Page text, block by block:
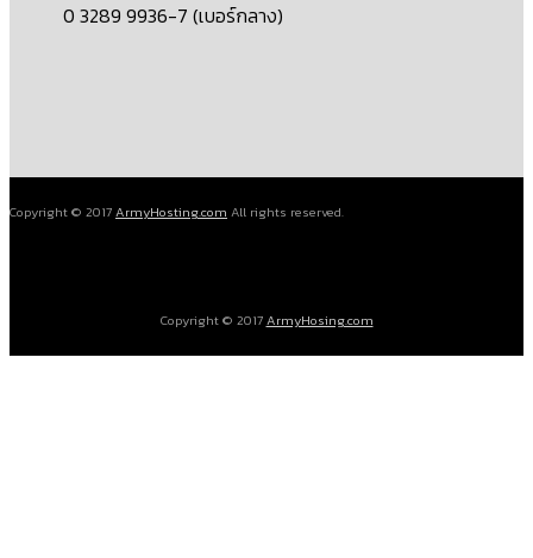
0 3289 9936-7 (เบอร์กลาง)
Copyright © 2017ArmyHosting.com All rights reserved.
Copyright © 2017ArmyHosing.com